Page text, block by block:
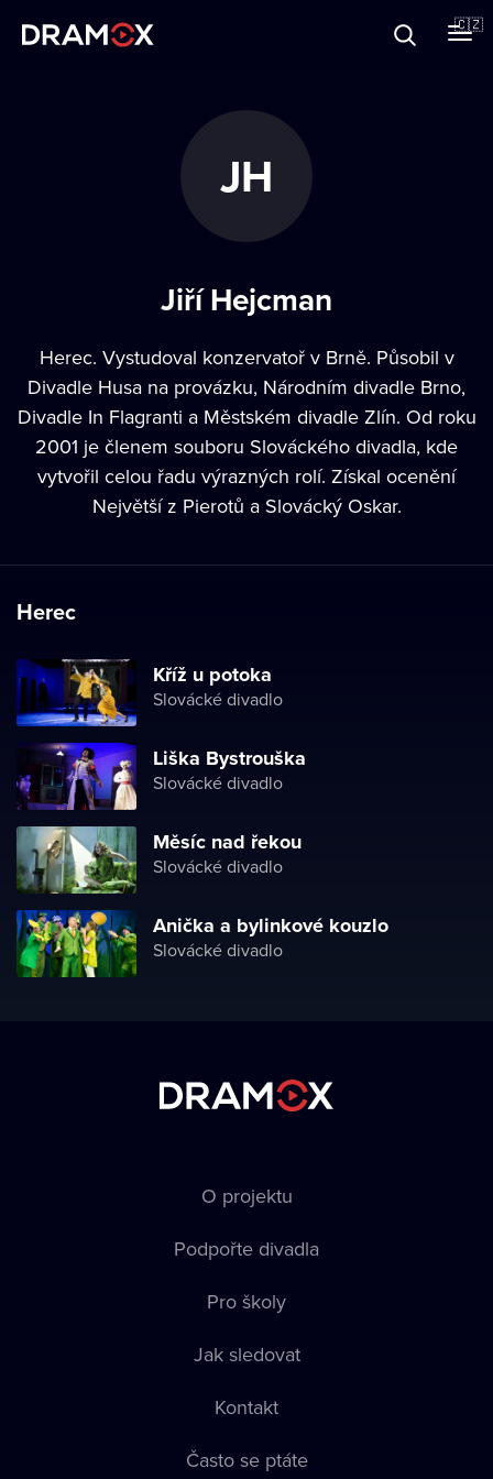
🇨🇿
JH
Jiří Hejcman
Herec. Vystudoval konzervatoř v Brně. Působil v
Divadle Husa na provázku, Národním divadle Brno,
Divadle In Flagranti a Městském divadle Zlín. Od roku
2001 je členem souboru Slováckého divadla, kde
vytvořil celou řadu výrazných rolí. Získal ocenění
Největší z Pierotů a Slovácký Oskar.
Herec
Kříž u potoka
Slovácké divadlo
Liška Bystrouška
Slovácké divadlo
Měsíc nad řekou
Slovácké divadlo
Anička a bylinkové kouzlo
Slovácké divadlo
O projektu
Podpořte divadla
Pro školy
Jak sledovat
Kontakt
Často se ptáte